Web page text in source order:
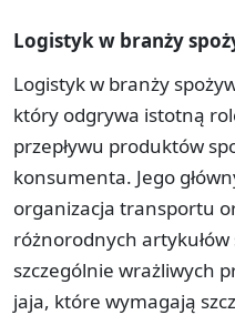
Logistyk w branży
Logistyk w branży
który odgrywa istotną
przepływu produktów
konsumenta. Jego
organizacja transportu
różnorodnych
szczególnie wrażliwych
jaja, które wymagają